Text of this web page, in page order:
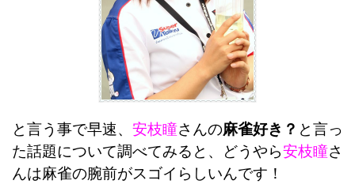
と言う事で早速、 安枝瞳さんの麻雀好き？ と言っ
た話題について調べてみると、どうやら安枝瞳さ
んは麻雀の腕前がスゴイらしいんです！